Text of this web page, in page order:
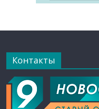
Контакты